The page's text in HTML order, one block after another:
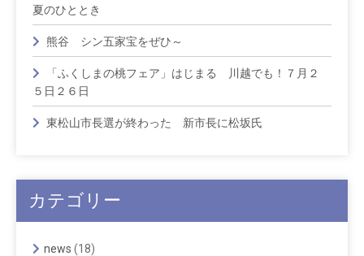
夏のひととき
熊谷 シン五家宝をぜひ～
「ふくしまの桃フェア」はじまる 川越でも！７月２
５日２６日
東松山市長選が終わった 新市長に松坂氏
カテゴリー
news (18)